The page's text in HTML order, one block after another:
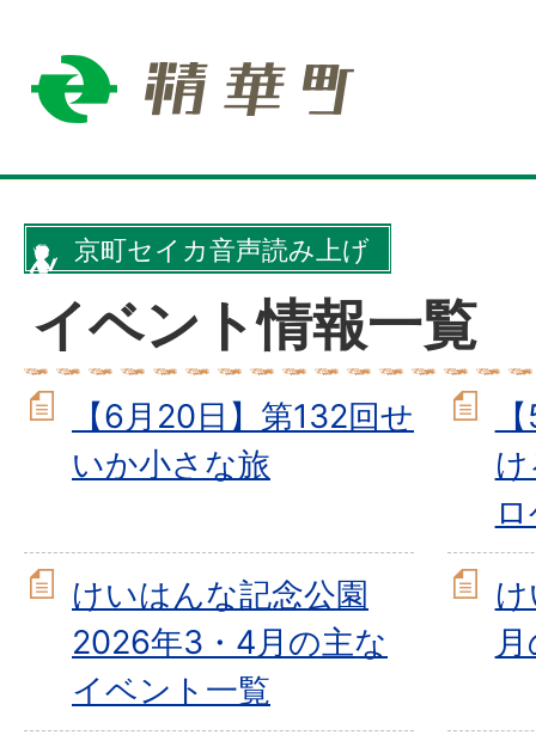
京町セイカ音声読み上げ
イベント情報一覧
【6月20日】第132回せ
いか小さな旅
けいはんな記念公園
2026年3・4月の主な
イベント一覧